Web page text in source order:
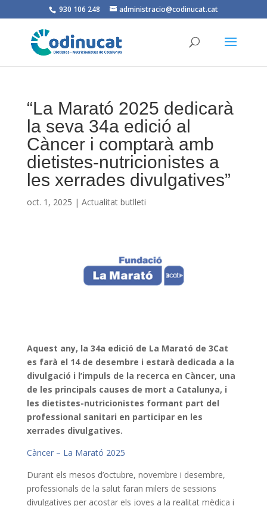
930 106 248 administracio@codinucat.cat
“La Marató 2025 dedicarà
la seva 34a edició al
Càncer i comptarà amb
dietistes-nutricionistes a
les xerrades divulgatives”
oct. 1, 2025 | Actualitat butlleti
Aquest any, la 34a edició de La Marató de 3Cat
es farà el 14 de desembre i estarà dedicada a la
divulgació i l’impuls de la recerca en Càncer, una
de les principals causes de mort a Catalunya, i
les dietistes-nutricionistes formant part del
professional sanitari en participar en les
xerrades divulgatives.
Càncer – La Marató 2025
Durant els mesos d’octubre, novembre i desembre,
professionals de la salut faran milers de sessions
divulgatives per acostar els joves a la realitat mèdica i